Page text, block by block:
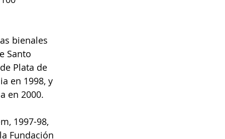
bienales
Santo
Plata de
en 1998, y
en 2000.
1997-98,
Fundación